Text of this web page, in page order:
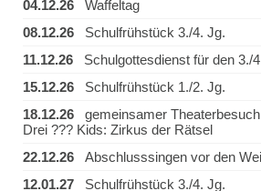
04.12.26 Waffeltag
08.12.26 Schulfrühstück 3./4. Jg.
11.12.26 Schulgottesdienst für den 3./
15.12.26 Schulfrühstück 1./2. Jg.
18.12.26 gemeinsamer
Drei ??? Kids: Zirkus der Rätsel
22.12.26 Abschlusssingen vor den
12.01.27 Schulfrühstück 3./4. Jg.